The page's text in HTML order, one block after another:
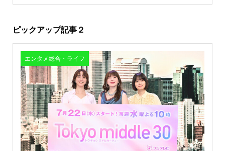
ピックアップ記事２
エンタメ総合・ライフ